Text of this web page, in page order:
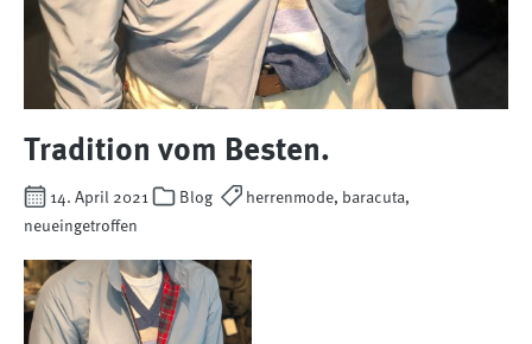
Tradition vom Besten.
14. April 2021 Blog
herrenmode, baracuta,
neueingetroffen